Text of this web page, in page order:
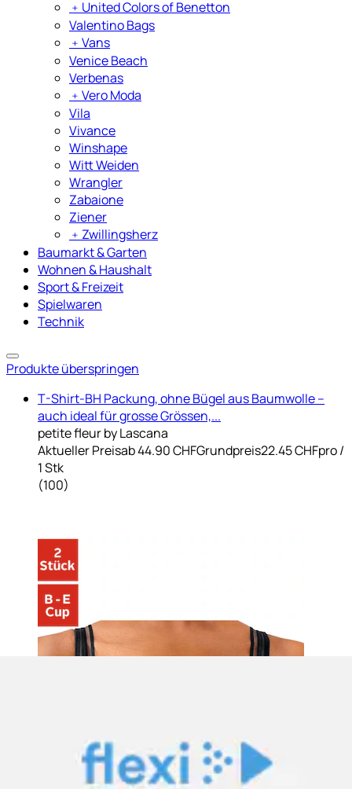
﹢ United Colors of Benetton
Valentino Bags
﹢ Vans
Venice Beach
Verbenas
﹢ Vero Moda
Vila
Vivance
Winshape
Witt Weiden
Wrangler
Zabaione
Ziener
﹢ Zwillingsherz
Baumarkt & Garten
Wohnen & Haushalt
Sport & Freizeit
Spielwaren
Technik
Produkte überspringen
T-Shirt-BH Packung, ohne Bügel aus Baumwolle –
auch ideal für grosse Grössen,...
petite fleur by Lascana
Aktueller Preisab44.90 CHFGrundpreis22.45 CHFpro/
1 Stk
(100)